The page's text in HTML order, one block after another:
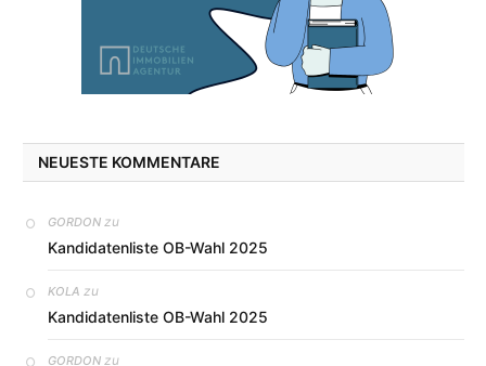
NEUESTE KOMMENTARE
GORDONzu
Kandidatenliste OB-Wahl 2025
KOLA zu
Kandidatenliste OB-Wahl 2025
GORDONzu